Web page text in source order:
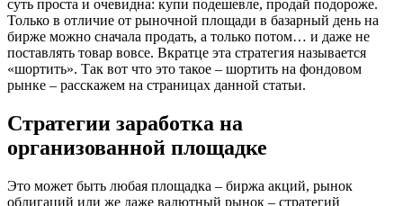
суть проста и очевидна: купи подешевле, продай подороже.
Только в отличие от рыночной площади в базарный день на
бирже можно сначала продать, а только потом… и даже не
поставлять товар вовсе. Вкратце эта стратегия называется
«шортить». Так вот что это такое – шортить на фондовом
рынке – расскажем на страницах данной статьи.
Стратегии заработка на
организованной площадке
Это может быть любая площадка – биржа акций, рынок
облигаций или же даже валютный рынок – стратегий